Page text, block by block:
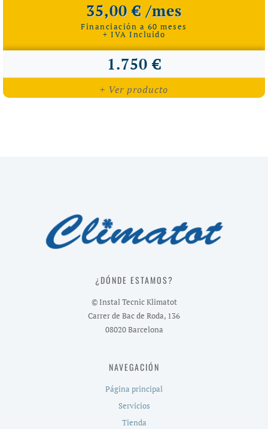
35,00 € /mes
Financiación a 60 meses
+ IVA Incluido
1.750 €
+ Ver producto
¿DÓNDE ESTAMOS?
© Instal Tecnic Klimatot
Carrer de Bac de Roda, 136
08020 Barcelona
NAVEGACIÓN
Página principal
Servicios
Tienda